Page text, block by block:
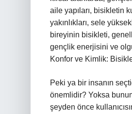
aile yapıları, bisikletin
yakınlıkları, sele
bireyinin bisikleti,
gençlik enerjisini ve
Konfor ve Kimlik:
Peki ya bir insanın
önemlidir? Yoksa
şeyden önce